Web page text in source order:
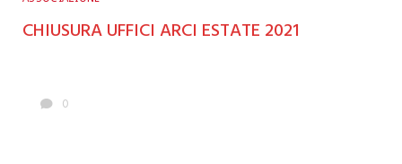
CHIUSURA UFFICI ARCI ESTATE 2021
0